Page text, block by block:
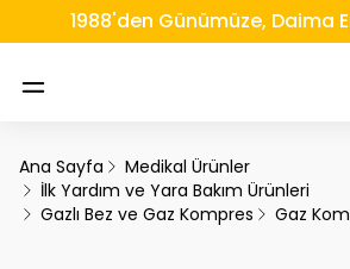
1988'den Günümüze, Daima
Ana Sayfa
Medikal Ürünler
İlk Yardım ve Yara Bakım Ürünleri
Gazlı Bez ve Gaz Kompres
Gaz